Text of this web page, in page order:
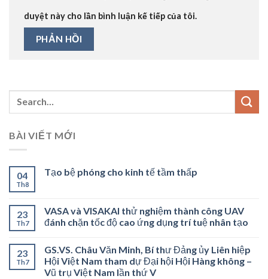
duyệt này cho lần bình luận kế tiếp của tôi.
BÀI VIẾT MỚI
04
Th8
Tạo bệ phóng cho kinh tế tầm thấp
23
Th7
VASA và VISAKAI thử nghiệm thành công UAV
đánh chặn tốc độ cao ứng dụng trí tuệ nhân tạo
23
Th7
GS.VS. Châu Văn Minh, Bí thư Đảng ủy Liên hiệp
Hội Việt Nam tham dự Đại hội Hội Hàng không –
Vũ trụ Việt Nam lần thứ V